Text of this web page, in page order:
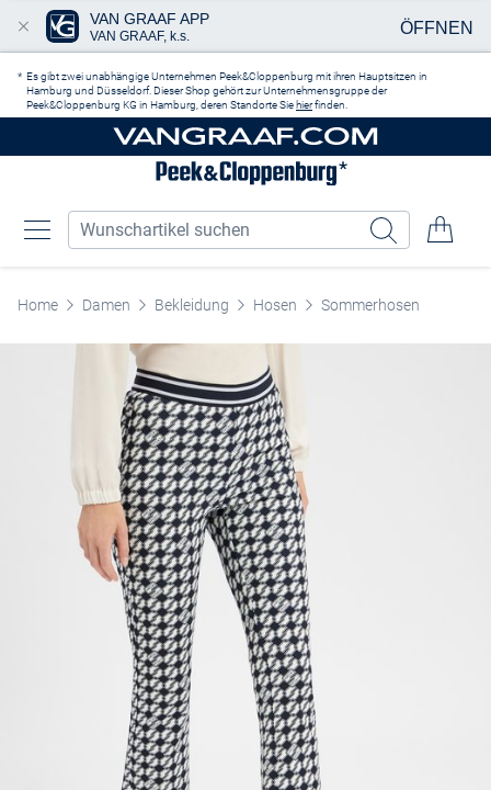
Es gibt zwei unabhängige Unternehmen Peek&Cloppenburg mit ihren Hauptsitzen in
Hamburg und Düsseldorf. Dieser Shop gehört zur Unternehmensgruppe der
Peek&Cloppenburg KG in Hamburg, deren Standorte Sie hierfinden.
Home Damen Bekleidung Hosen Sommerhosen
VAN GRAAF APP
VAN GRAAF, k.s. ÖFFNEN